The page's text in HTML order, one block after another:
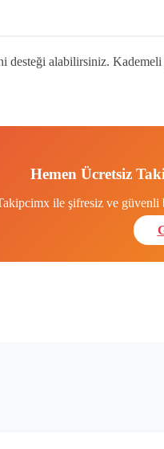
alabilirsiniz.
Hemen Ücretsiz
ile şifresiz ve güvenli